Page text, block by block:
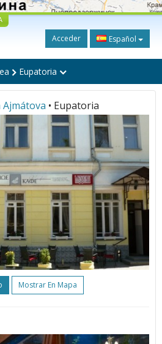
Acceder Español
Eupatoria
• Eupatoria
Mostrar En Mapa